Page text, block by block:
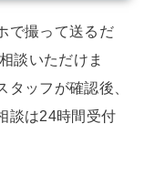
で撮って送るだ
談いただけま
ッフが確認後、
談は24時間受付